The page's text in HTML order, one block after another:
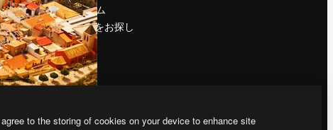
プレスルーム
magnific.aiをお探し
ですか？
to the storing of cookies on your device to enhance site